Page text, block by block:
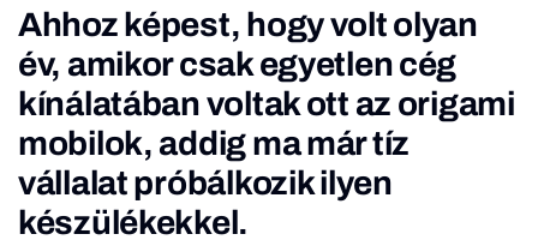
Ahhoz képest, hogy volt olyan
év, amikor csak egyetlen cég
kínálatában voltak ott az origami
mobilok, addig ma már tíz
vállalat próbálkozik ilyen
készülékekkel.